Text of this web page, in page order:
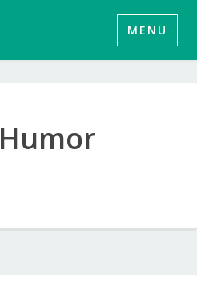
MENU
Humor